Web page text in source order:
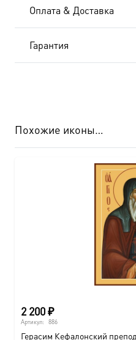
Оплата & Доставка
Гарантия
Похожие иконы…
2 200₽
Артикул: 886
Герасим Кефалонский